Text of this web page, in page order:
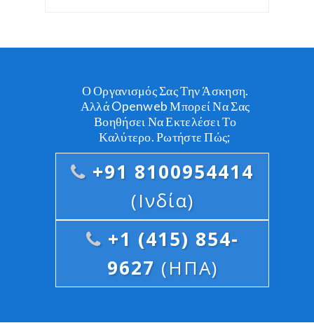
Ο Οργανισμός Σας Την Άσκηση.
Αλλά Openweb Μπορεί Να Σας
Βοηθήσει Να Εκτελέσει Το
Καλύτερο. Ρωτήστε Πώς;
+91 8100954414
(Ινδία)
+1 (415) 854-
9627 (ΗΠΑ)